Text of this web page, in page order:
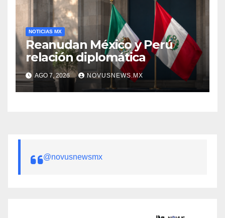
NOTICIAS MX
Reanudan México y Perú
relación diplomática
AGO 7, 2026 NOVUSNEWS.MX
@novusnewsmx